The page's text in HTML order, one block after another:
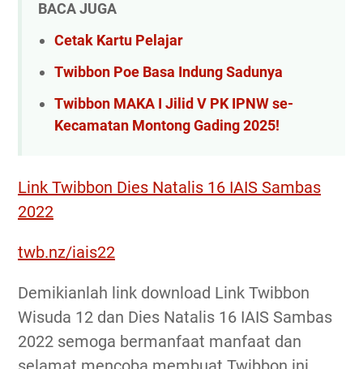
BACA JUGA
Cetak Kartu Pelajar
Twibbon Poe Basa Indung Sadunya
Twibbon MAKA I Jilid V PK IPNW se-
Kecamatan Montong Gading 2025!
Link Twibbon Dies Natalis 16 IAIS Sambas
2022
twb.nz/iais22
Demikianlah link download Link Twibbon
Wisuda 12 dan Dies Natalis 16 IAIS Sambas
2022 semoga bermanfaat manfaat dan